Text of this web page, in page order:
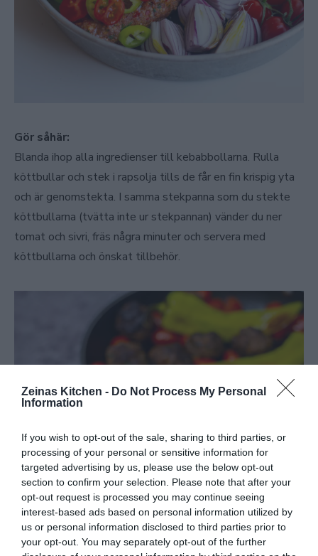
Zeinas Kitchen - Do Not Process My Personal
Information
If you wish to opt-out of the sale, sharing to third parties, or
processing of your personal or sensitive information for
targeted advertising by us, please use the below opt-out
section to confirm your selection. Please note that after your
opt-out request is processed you may continue seeing
interest-based ads based on personal information utilized by
us or personal information disclosed to third parties prior to
your opt-out. You may separately opt-out of the further
Gör såhär:
Blanda ihop alla ingredienser till kebabbollarna. Rulla
köttbullar och stek i rapsolja tills de får en fin krispig yta
och är genomstekta. I samma stekpanna som du stekte
köttbullarna (tvätta inte ur stekpannan) vänder du ner
tomat och sivri, fräs några minuter och servera med
köttbullarna och önskat tillbehör.